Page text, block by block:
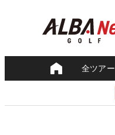
全ツアー